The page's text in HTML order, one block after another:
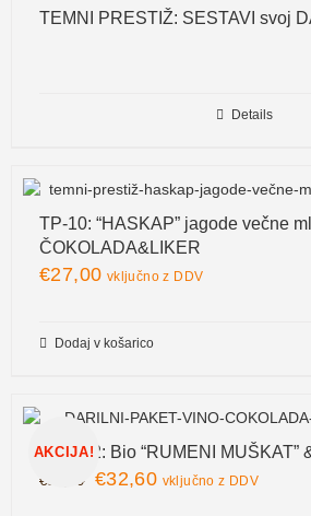
TEMNI PRESTIŽ: SESTAVI svoj
Details
TP-10: “HASKAP” jagode večne
ČOKOLADA&LIKER
€27,00 vključno z DDV
Dodaj v košarico
AKCIJA!
V&Č-02: Bio “RUMENI MUŠKAT”
€38,30 €32,60 vključno z DDV